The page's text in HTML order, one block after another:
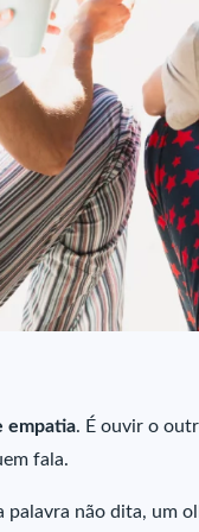
empatia. É ouvir o
fala.
não dita, um